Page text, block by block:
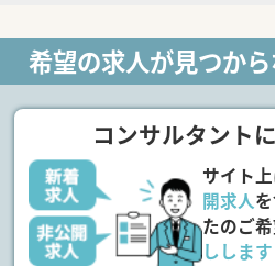
希望の求人が見つか
コンサルタント
サイト
開求人
たのご
しします